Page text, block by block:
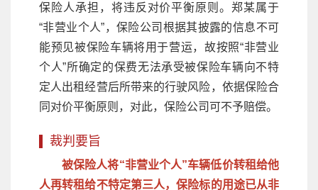
保险人承担，将违反对价平衡原则。郑某属于
“非营业个人”，保险公司根据其披露的信息不可
能预见被保险车辆将用于营运，故按照“非营业
个人”所确定的保费无法承受被保险车辆向不特
定人出租经营后所带来的行驶风险，依据保险合
同对价平衡原则，对此，保险公司可不予赔偿。
裁判要旨
被保险人将“非营业个人”车辆低价转租给他
人再转租给不特定第三人，保险标的用途已从非